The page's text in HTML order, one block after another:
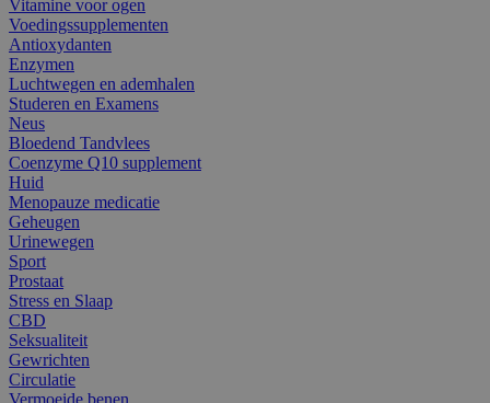
Vitamine voor ogen
Voedingssupplementen
Antioxydanten
Enzymen
Luchtwegen en ademhalen
Studeren en Examens
Neus
Bloedend Tandvlees
Coenzyme Q10 supplement
Huid
Menopauze medicatie
Geheugen
Urinewegen
Sport
Prostaat
Stress en Slaap
CBD
Seksualiteit
Gewrichten
Circulatie
Vermoeide benen